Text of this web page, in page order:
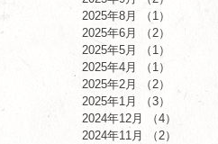
2025年8月
（1）
2025年6月
（2）
2025年5月
（1）
2025年4月
（1）
2025年2月
（2）
2025年1月
（3）
3件の記事
2024年12月
（4）
2024年11月
（2）